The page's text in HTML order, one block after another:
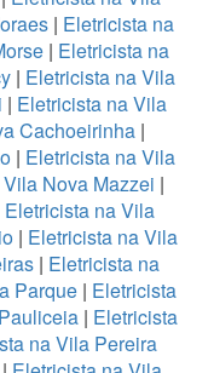
| Eletricista na
| Eletricista na
| Eletricista na Vila
| Eletricista na Vila
Cachoeirinha |
| Eletricista na Vila
Nova Mazzei |
Eletricista na Vila
| Eletricista na Vila
| Eletricista na
Parque| Eletricista
| Eletricista
na Vila Pereira